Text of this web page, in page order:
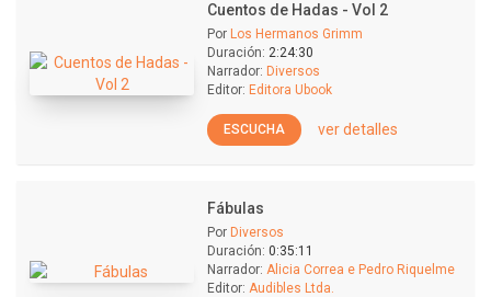
Cuentos de Hadas - Vol 2
Por Los Hermanos Grimm
Duración: 2:24:30
Narrador: Diversos
Editor: Editora Ubook
ESCUCHA ver detalles
Fábulas
Por Diversos
Duración: 0:35:11
Narrador: Alicia Correa e Pedro Riquelme
Editor: Audibles Ltda.